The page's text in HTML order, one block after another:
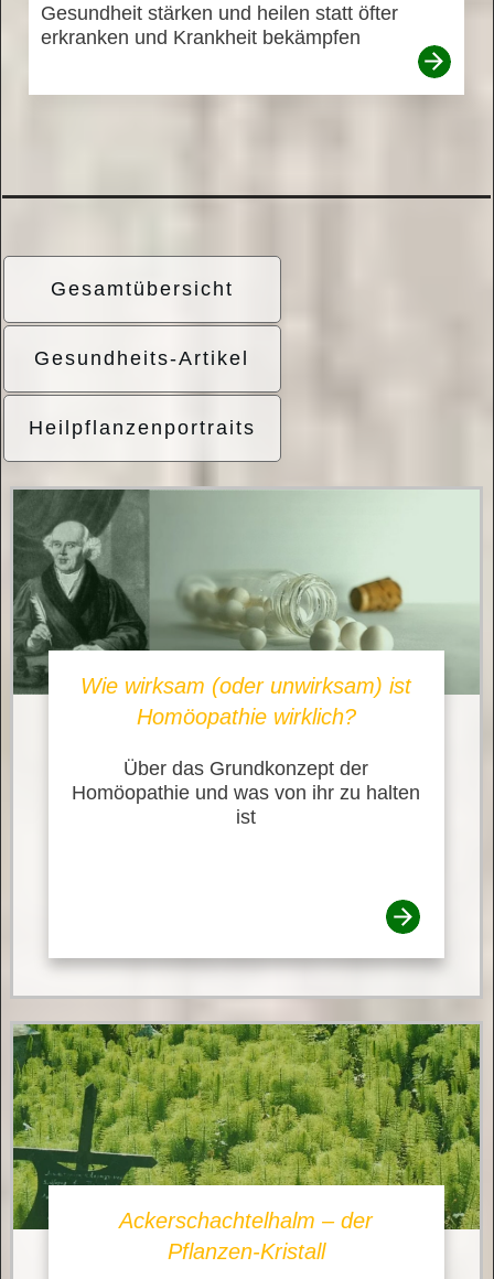
Gesundheit stärken und heilen statt öfter
erkranken und Krankheit bekämpfen
Gesamtübersicht
Gesundheits-Artikel
Heilpflanzenportraits
Wie wirksam (oder unwirksam) ist
Homöopathie wirklich?
Über das Grundkonzept der
Homöopathie und was von ihr zu halten
ist
Ackerschachtelhalm – der
Pflanzen-Kristall